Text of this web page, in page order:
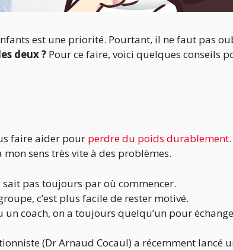
est une priorité. Pourtant, il ne faut pas
deux ? Pour ce faire, voici quelques conseils
faire aider pour perdre du poids durablement
mon sens très vite à des problèmes.
sait pas toujours par où commencer.
c’est plus facile de rester motivé.
un coach, on a toujours quelqu’un pour
(Dr Arnaud Cocaul) a récemment lancé